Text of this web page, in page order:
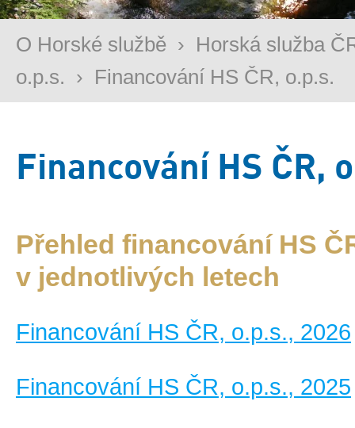
O Horské službě › Horská služba
o.p.s. › Financování HS ČR, o.p.s.
Financování HS ČR,
Přehled financování HS
v jednotlivých letech
Financování HS ČR, o.p.s., 2026
Financování HS ČR, o.p.s., 2025